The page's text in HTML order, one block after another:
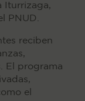
Iturrizaga,
PNUD.
reciben
El programa
el